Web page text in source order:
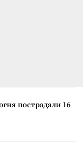
пострадали 16